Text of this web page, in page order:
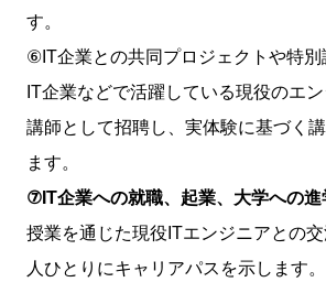
す。
⑥IT企業との共同プロジェクトや特別
IT企業などで活躍している現役のエ
講師として招聘し、実体験に基づく
ます。
⑦IT企業への就職、起業、大学への進
授業を通じた現役ITエンジニアとの
人ひとりにキャリアパスを示します